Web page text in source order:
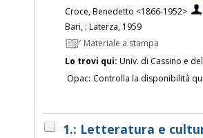
Croce, Benedetto <1866-1952>
Bari, : Laterza, 1959
Materiale a stampa
Lo trovi qui: Univ. di Cassino e
Opac: Controlla la disponibilità
1.: Letteratura e